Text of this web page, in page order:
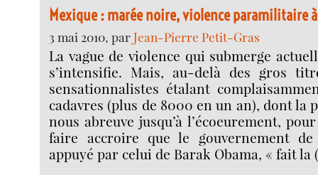
Mexique : marée noire, violence paramilitaire à
3 mai 2010, parJean-Pierre Petit-Gras
La vague de violence qui submerge
s’intensifie. Mais, au-delà des gros
sensationnalistes étalant
cadavres (plus de 8000 en un an), dont la
nous abreuve jusqu’à l’écoeurement,
faire accroire que le gouvernement
appuyé par celui de Barak Obama, « fait la